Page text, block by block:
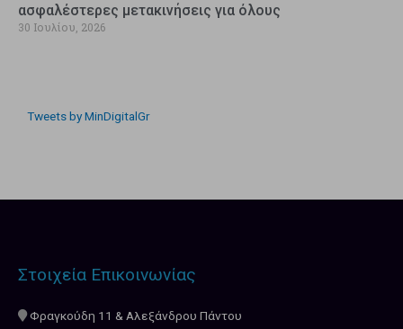
ασφαλέστερες μετακινήσεις για όλους
30 Ιουλίου, 2026
Tweets by MinDigitalGr
Στοιχεία Επικοινωνίας
Φραγκούδη 11 & Αλεξάνδρου Πάντου